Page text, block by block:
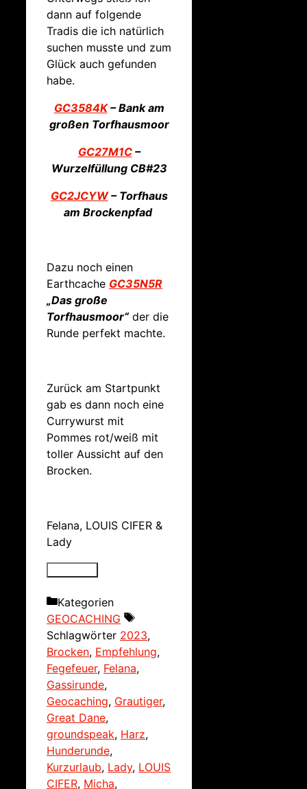
dann auf folgende
Tradis die ich natürlich
suchen musste und zum
Glück auch gefunden
habe.
GC3584K– Bank am
großen Torfhausmoor
GC27M1C–
Wurzelfüllung CB#23
GC2JCYW– Torfhaus
am Brockenpfad
Dazu noch einen
Earthcache GC35N5R
„Das große
Torfhausmoor“der die
Runde perfekt machte.
Zurück am Startpunkt
gab es dann noch eine
Currywurst mit
Pommes rot/weiß mit
toller Aussicht auf den
Brocken.
Felana, LOUIS CIFER &
Lady
Kategorien
GEOCACHING
Schlagwörter 2023,
Brocken, Empfehlung,
Fegefeuer, Felana,
Gassirunde,
Geocaching, Grautiger,
Great Dane,
groundspeak, Harz,
Hunderunde,
Kurzurlaub, Lady, LOUIS
CIFER, Micha,